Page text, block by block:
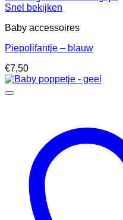
Snel bekijken
Baby accessoires
Piepolifantje – blauw
€7,50